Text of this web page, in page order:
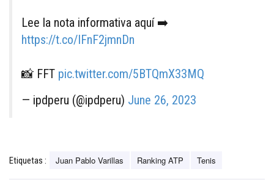
Lee la nota informativa aquí ➡️
https://t.co/IFnF2jmnDn
📸 FFT pic.twitter.com/5BTQmX33MQ
— ipdperu (@ipdperu) June 26, 2023
Etiquetas : Juan Pablo Varillas Ranking ATP Tenis